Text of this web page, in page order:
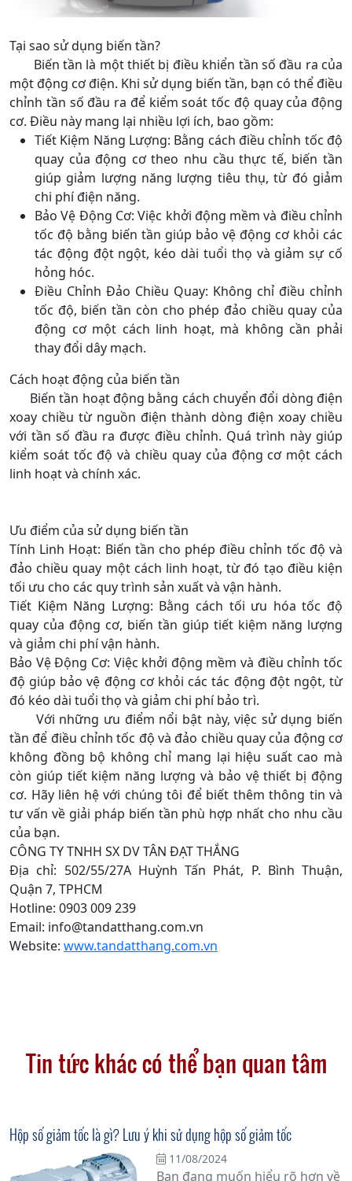
Tại sao sử dụng biến tần?
Biến tần là một thiết bị điều khiển tần số đầu ra của
một động cơ điện. Khi sử dụng biến tần, bạn có thể điều
chỉnh tần số đầu ra để kiểm soát tốc độ quay của động
cơ. Điều này mang lại nhiều lợi ích, bao gồm:
Tiết Kiệm Năng Lượng: Bằng cách điều chỉnh tốc độ
quay của động cơ theo nhu cầu thực tế, biến tần
giúp giảm lượng năng lượng tiêu thụ, từ đó giảm
chi phí điện năng.
Bảo Vệ Động Cơ: Việc khởi động mềm và điều chỉnh
tốc độ bằng biến tần giúp bảo vệ động cơ khỏi các
tác động đột ngột, kéo dài tuổi thọ và giảm sự cố
hỏng hóc.
Điều Chỉnh Đảo Chiều Quay: Không chỉ điều chỉnh
tốc độ, biến tần còn cho phép đảo chiều quay của
động cơ một cách linh hoạt, mà không cần phải
thay đổi dây mạch.
Cách hoạt động của biến tần
Biến tần hoạt động bằng cách chuyển đổi dòng điện
xoay chiều từ nguồn điện thành dòng điện xoay chiều
với tần số đầu ra được điều chỉnh. Quá trình này giúp
kiểm soát tốc độ và chiều quay của động cơ một cách
linh hoạt và chính xác.
Ưu điểm của sử dụng biến tần
Tính Linh Hoạt: Biến tần cho phép điều chỉnh tốc độ và
đảo chiều quay một cách linh hoạt, từ đó tạo điều kiện
tối ưu cho các quy trình sản xuất và vận hành.
Tiết Kiệm Năng Lượng: Bằng cách tối ưu hóa tốc độ
quay của động cơ, biến tần giúp tiết kiệm năng lượng
và giảm chi phí vận hành.
Bảo Vệ Động Cơ: Việc khởi động mềm và điều chỉnh tốc
độ giúp bảo vệ động cơ khỏi các tác động đột ngột, từ
đó kéo dài tuổi thọ và giảm chi phí bảo trì.
Với những ưu điểm nổi bật này, việc sử dụng biến
tần để điều chỉnh tốc độ và đảo chiều quay của động cơ
không đồng bộ không chỉ mang lại hiệu suất cao mà
còn giúp tiết kiệm năng lượng và bảo vệ thiết bị động
cơ. Hãy liên hệ với chúng tôi để biết thêm thông tin và
tư vấn về giải pháp biến tần phù hợp nhất cho nhu cầu
của bạn.
CÔNG TY TNHH SX DV TÂN ĐẠT THẮNG
Địa chỉ: 502/55/27A Huỳnh Tấn Phát, P. Bình Thuận,
Quận 7, TPHCM
Hotline: 0903 009 239
Email: info@tandatthang.com.vn
Website: www.tandatthang.com.vn
Tin tức khác có thể bạn quan tâm
Hộp số giảm tốc là gì? Lưu ý khi sử dụng hộp số giảm tốc
11/08/2024
Bạn đang muốn hiểu rõ hơn về